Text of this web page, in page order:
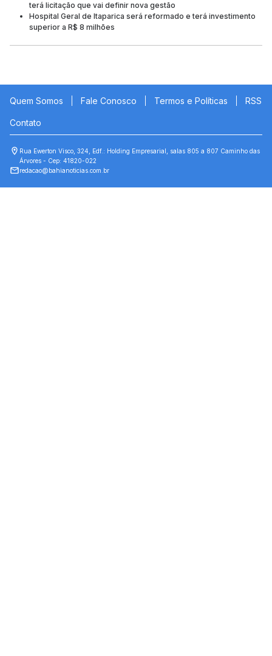
terá licitação que vai definir nova gestão
Hospital Geral de Itaparica será reformado e terá investimento
superior a R$ 8 milhões
Quem Somos Fale Conosco Termos e Políticas RSS
Contato
Rua Ewerton Visco, 324, Edf.: Holding Empresarial, salas 805 a 807 Caminho das
Árvores - Cep: 41820-022
redacao@bahianoticias.com.br